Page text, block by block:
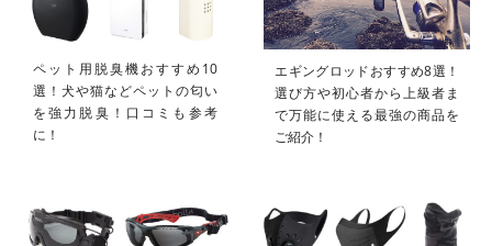
ペット用脱臭機おすすめ10
選！犬や猫などペットの匂い
を強力脱臭！口コミも参考
に！
エギングロッドおすすめ8選！
選び方や初心者から上級者ま
で万能に使える最強の商品を
ご紹介！